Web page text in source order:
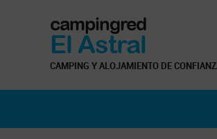
campingred
El Astral
CAMPING Y ALOJAMIENTO DE